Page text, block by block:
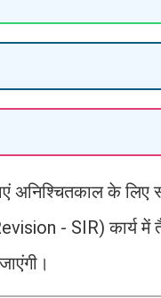
अनिश्चितकाल के
- SIR) कार्य